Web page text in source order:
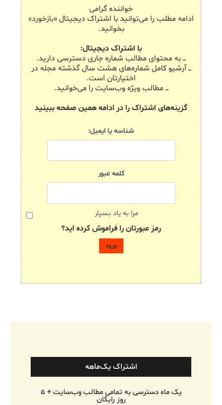
خواننده گرامی
ادامه مطلب را می‌توانید با اشتراک دیجیتال «بازخورد»
بخوانید.
با اشتراک دیجیتال:
ـــ به محتوای مطالب شماره جاری دسترسی دارید.
ـــ آرشیو کامل شماره‌های هشت سال گذشته مجله در
اختیارتان است.
ـــ مطالب ویژه وب‌سایت را می‌خوانید.
گزینه‌های اشتراک را در ادامه همین صفحه ببینید
شناسه یا ایمیل:
کلمه عبور
مرا به یاد بسپار
رمز عبورتان را فراموش کرده اید؟
اشتراک یک‌ماهه
یک ماه دسترسی به تمامی مطالب وب‌سایت + ۵
روز رایگان